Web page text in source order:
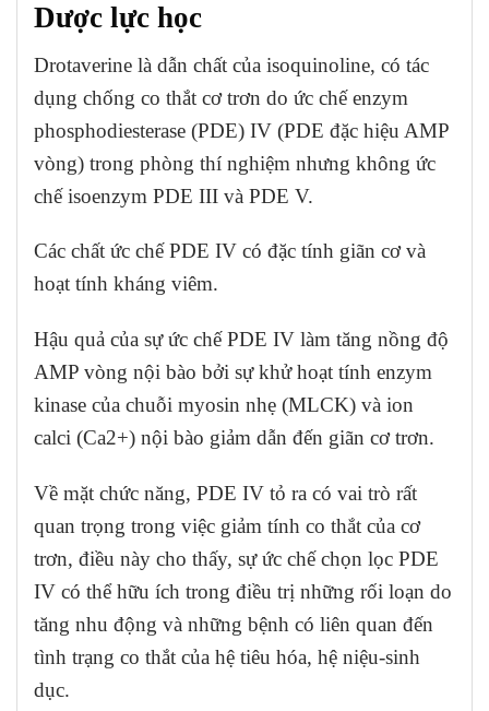
Dược lực học
Drotaverine là dẫn chất của isoquinoline, có tác
dụng chống co thắt cơ trơn do ức chế enzym
phosphodiesterase (PDE) IV (PDE đặc hiệu AMP
vòng) trong phòng thí nghiệm nhưng không ức
chế isoenzym PDE III và PDE V.
Các chất ức chế PDE IV có đặc tính giãn cơ và
hoạt tính kháng viêm.
Hậu quả của sự ức chế PDE IV làm tăng nồng độ
AMP vòng nội bào bởi sự khử hoạt tính enzym
kinase của chuỗi myosin nhẹ (MLCK) và ion
calci (Ca2+) nội bào giảm dẫn đến giãn cơ trơn.
Về mặt chức năng, PDE IV tỏ ra có vai trò rất
quan trọng trong việc giảm tính co thắt của cơ
trơn, điều này cho thấy, sự ức chế chọn lọc PDE
IV có thể hữu ích trong điều trị những rối loạn do
tăng nhu động và những bệnh có liên quan đến
tình trạng co thắt của hệ tiêu hóa, hệ niệu-sinh
dục.